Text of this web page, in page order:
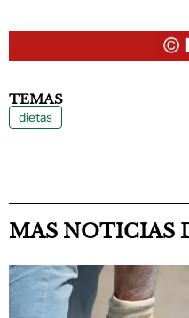
TEMAS
dietas
MAS NOTICIAS